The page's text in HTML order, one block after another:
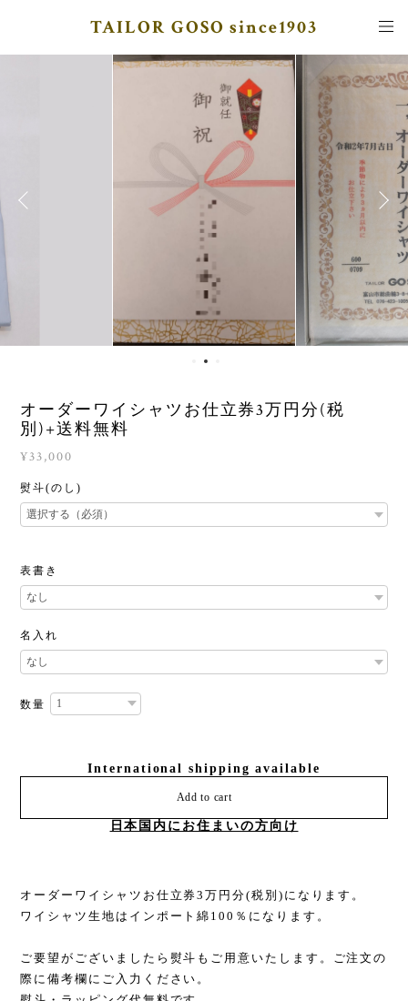
TAILOR GOSO since1903
オーダーワイシャツお仕立券3万円分(税
別)+送料無料
¥33,000
熨斗(のし)
表書き
名入れ
数量
International shipping available
Add to cart
日本国内にお住まいの方向け
オーダーワイシャツお仕立券3万円分(税別)になります。
ワイシャツ生地はインポート綿100％になります。
ご要望がございましたら熨斗もご用意いたします。ご注文の
際に備考欄にご入力ください。